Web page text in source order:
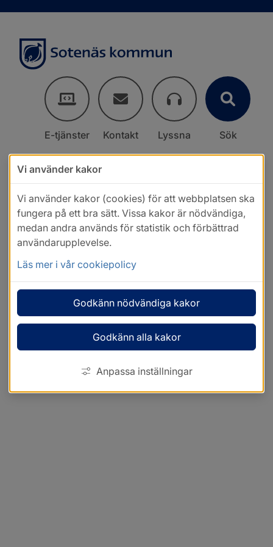
E-tjänster Kontakt Lyssna Sök
Vi använder kakor
Vi använder kakor (cookies) för att webbplatsen ska
fungera på ett bra sätt. Vissa kakor är nödvändiga,
medan andra används för statistik och förbättrad
användarupplevelse.
Läs mer i vår cookiepolicy
Godkänn nödvändiga kakor
Godkänn alla kakor
Anpassa inställningar